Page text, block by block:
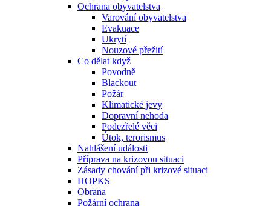
Ochrana obyvatelstva
Varování obyvatelstva
Evakuace
Ukrytí
Nouzové přežití
Co dělat když
Povodně
Blackout
Požár
Klimatické jevy
Dopravní nehoda
Podezřelé věci
Útok, terorismus
Nahlášení události
Příprava na krizovou situaci
Zásady chování při krizové situaci
HOPKS
Obrana
Požární ochrana